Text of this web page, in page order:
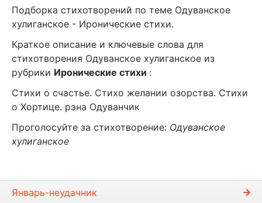
Подборка стихотворений по теме Одуванское
хулиганское - Иронические стихи.
Краткое описание и ключевые слова для
стихотворения Одуванское хулиганское из
рубрики Иронические стихи :
Стихи о счастье. Стихо желании озорства. Стихи
о Хортице. рэна Одуванчик
Проголосуйте за стихотворение: Одуванское
хулиганское
Январь-неудачник